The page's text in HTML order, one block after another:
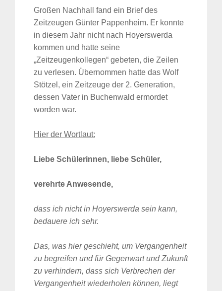
Großen Nachhall fand ein Brief des
Zeitzeugen Günter Pappenheim. Er konnte
in diesem Jahr nicht nach Hoyerswerda
kommen und hatte seine
„Zeitzeugenkollegen“ gebeten, die Zeilen
zu verlesen. Übernommen hatte das Wolf
Stötzel, ein Zeitzeuge der 2. Generation,
dessen Vater in Buchenwald ermordet
worden war.
Hier der Wortlaut:
Liebe Schülerinnen, liebe Schüler,
verehrte Anwesende,
dass ich nicht in Hoyerswerda sein kann,
bedauere ich sehr.
Das, was hier geschieht, um Vergangenheit
zu begreifen und für Gegenwart und Zukunft
zu verhindern, dass sich Verbrechen der
Vergangenheit wiederholen können, liegt